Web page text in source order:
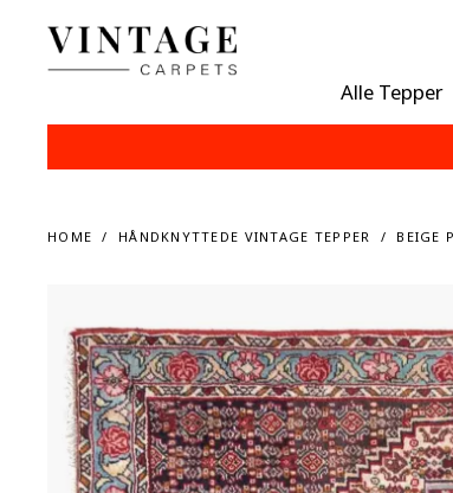
Alle Tepper
HOME HÅNDKNYTTEDE VINTAGE TEPPER BEIGE